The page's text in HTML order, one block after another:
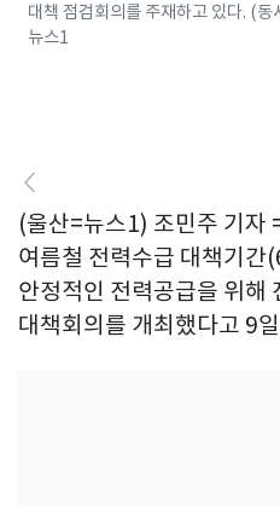
대책 점검회의를 주재하고 있다. (
뉴스1
(울산=뉴스1) 조민주 기자
여름철 전력수급 대책기
안정적인 전력공급을 위해
대책회의를 개최했다고 9